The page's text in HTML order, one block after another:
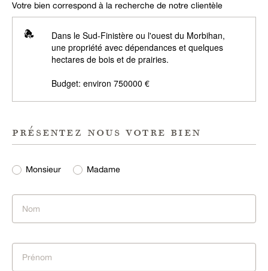
Votre bien correspond à la recherche de notre clientèle
Dans le Sud-Finistère ou l'ouest du Morbihan,
une propriété avec dépendances et quelques
hectares de bois et de prairies.
Budget: environ 750000 €
présentez nous votre bien
Monsieur Madame